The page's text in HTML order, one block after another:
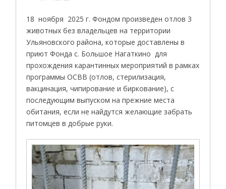
18 ноября 2025 г. Фондом произведен отлов 3
животных без владельцев на территории
Ульяновского района, которые доставлены в
приют Фонда с. Большое Нагаткино для
прохождения карантинных мероприятий в рамках
программы ОСВВ (отлов, стерилизация,
вакцинация, чипирование и биркование), с
последующим выпуском на прежние места
обитания, если не найдутся желающие забрать
питомцев в добрые руки.